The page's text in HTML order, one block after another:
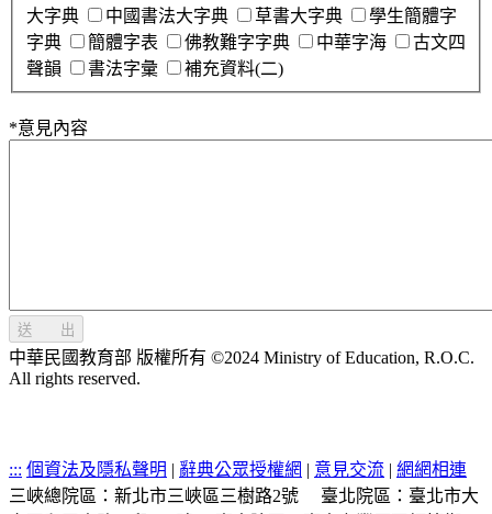
大字典
中國書法大字典 草書大字典
學生簡體字
字典
簡體字表 佛教難字字典 中華字海
古文四
聲韻
書法字彙 補充資料(二)
*意見內容
送 出
中華民國教育部 版權所有 ©2024 Ministry of Education, R.O.C.
All rights reserved.
::: 個資法及隱私聲明 | 辭典公眾授權網 | 意見交流 | 網網相連
三峽總院區：新北市三峽區三樹路2號
臺北院區：臺北市大